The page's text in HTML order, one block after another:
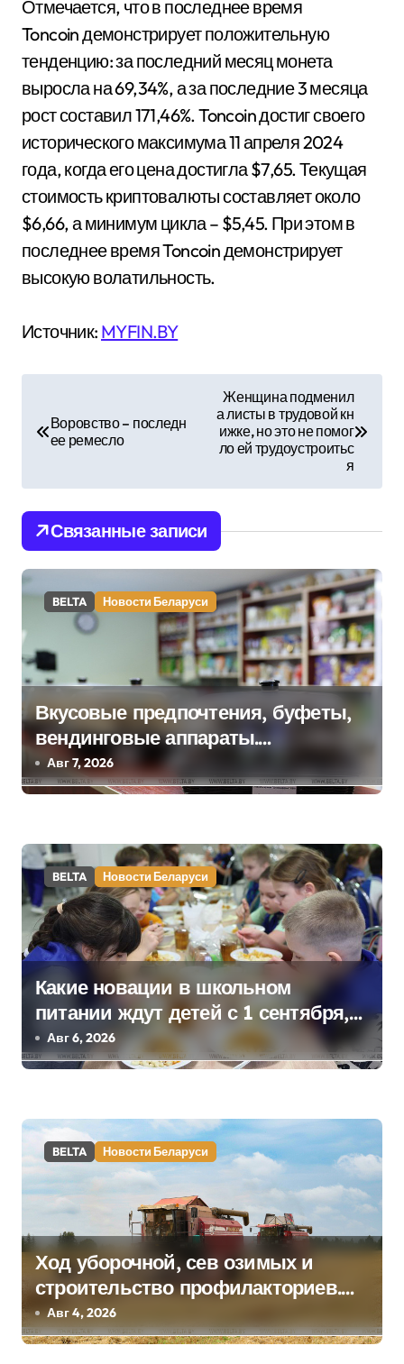
Отмечается, что в последнее время
Toncoin демонстрирует положительную
тенденцию: за последний месяц монета
выросла на 69,34%, а за последние 3 месяца
рост составил 171,46%. Toncoin достиг своего
исторического максимума 11 апреля 2024
года, когда его цена достигла $7,65. Текущая
стоимость криптовалюты составляет около
$6,66, а минимум цикла – $5,45. При этом в
последнее время Toncoin демонстрирует
высокую волатильность.
Источник: MYFIN.BY
и
г
а
и
я
п
о
з
а
п
и
с
я
м
Воровство – последн
ее ремесло
Женщина подменил
а листы в трудовой кн
ижке, но это не помог
ло ей трудоустроитьс
я
Связанные записи
BELTA Новости Беларуси
Вкусовые предпочтения, буфеты,
вендинговые аппараты.
Минобразования об изменениях в
школьном питании
Авг 7, 2026
BELTA Новости Беларуси
Какие новации в школьном
питании ждут детей с 1 сентября,
рассказали в правительстве
Авг 6, 2026
BELTA Новости Беларуси
Ход уборочной, сев озимых и
строительство профилакториев.
Лукашенко заслушал доклад главы
Минсельхозпрода
Авг 4, 2026